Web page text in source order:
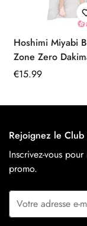
Hoshimi Miyabi
Zone Zero
premium
Prix
€15.99
Rejoignez le Club
Inscrivez-vous
promo.